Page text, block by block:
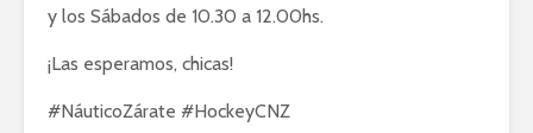
y los Sábados de 10.30 a 12.00hs.
¡Las esperamos, chicas!
#NáuticoZárate #HockeyCNZ